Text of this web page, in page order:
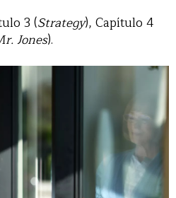
3 (Strategy), Capítulo 4
Jones).